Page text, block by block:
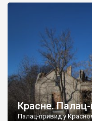
Красне.
Палац-привид у